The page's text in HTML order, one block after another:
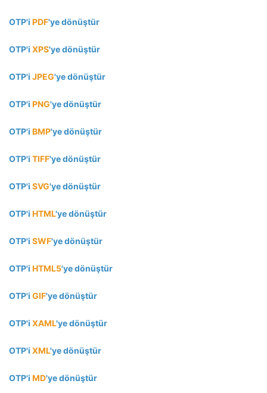
OTP'i PDF'ye dönüştür
OTP'i XPS'ye dönüştür
OTP'i JPEG'ye dönüştür
OTP'i PNG'ye dönüştür
OTP'i BMP'ye dönüştür
OTP'i TIFF'ye dönüştür
OTP'i SVG'ye dönüştür
OTP'i HTML'ye dönüştür
OTP'i SWF'ye dönüştür
OTP'i HTML5'ye dönüştür
OTP'i GIF'ye dönüştür
OTP'i XAML'ye dönüştür
OTP'i XML'ye dönüştür
OTP'i MD'ye dönüştür